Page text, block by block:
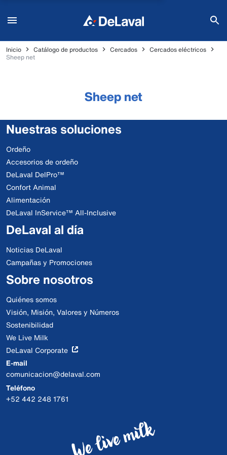
Inicio Catálogo de productos Cercados
Cercados eléctricos
Sheep net
Sheep net
Nuestras soluciones
Ordeño
Accesorios de ordeño
DeLaval DelPro™
Confort Animal
Alimentación
DeLaval InService™ All-Inclusive
DeLaval al día
Noticias DeLaval
Campañas y Promociones
Sobre nosotros
Quiénes somos
Visión, Misión, Valores y Números
Sostenibilidad
We Live Milk
DeLaval Corporate
E-mail
comunicacion@delaval.com
Teléfono
+52 442 248 1761